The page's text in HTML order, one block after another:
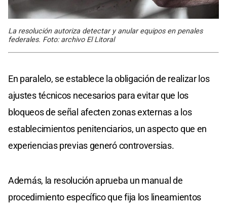
La resolución autoriza detectar y anular equipos en penales
federales. Foto: archivo El Litoral
En paralelo, se establece la obligación de realizar los
ajustes técnicos necesarios para evitar que los
bloqueos de señal afecten zonas externas a los
establecimientos penitenciarios, un aspecto que en
experiencias previas generó controversias.
Además, la resolución aprueba un manual de
procedimiento específico que fija los lineamientos